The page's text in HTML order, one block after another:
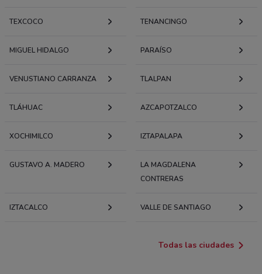
TEXCOCO TENANCINGO
MIGUEL HIDALGO PARAÍSO
VENUSTIANO CARRANZA TLALPAN
TLÁHUAC AZCAPOTZALCO
XOCHIMILCO IZTAPALAPA
GUSTAVO A. MADERO
LA MAGDALENA
CONTRERAS
IZTACALCO VALLE DE SANTIAGO
Todas las ciudades